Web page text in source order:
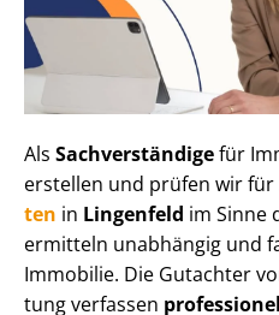
Als Sachverständigefür
erstellen und prüfen wir für
ten in Lingenfeld im Sinne
ermitteln unabhängig und
Immobilie. Die Gutachter
tung verfassen